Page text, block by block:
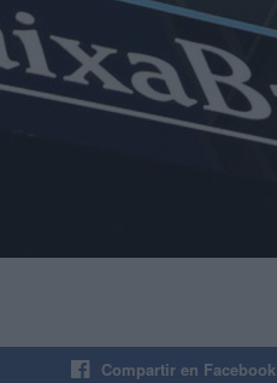
Compartir en Facebook